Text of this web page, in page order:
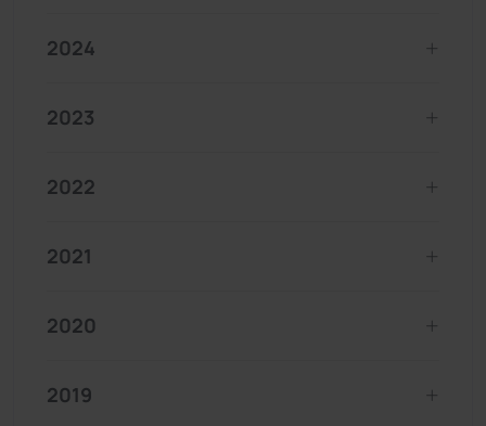
2024
2023
2022
2021
2020
2019